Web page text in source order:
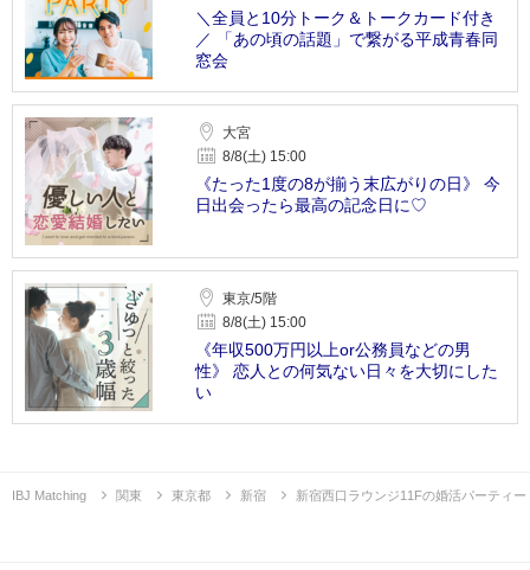
＼全員と10分トーク＆トークカード付き
／ 「あの頃の話題」で繋がる平成青春同
窓会
大宮
8/8(土) 15:00
《たった1度の8が揃う末広がりの日》 今
日出会ったら最高の記念日に♡
東京/5階
8/8(土) 15:00
《年収500万円以上or公務員などの男
性》 恋人との何気ない日々を大切にした
い
IBJ Matching 関東 東京都 新宿 新宿西口ラウンジ11Fの婚活パーティー